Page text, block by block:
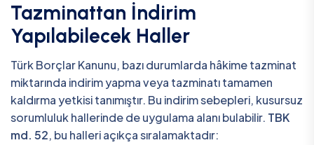
Tazminattan İndirim
Yapılabilecek Haller
Türk Borçlar Kanunu, bazı durumlarda hâkime tazminat
miktarında indirim yapma veya tazminatı tamamen
kaldırma yetkisi tanımıştır. Bu indirim sebepleri, kusursuz
sorumluluk hallerinde de uygulama alanı bulabilir. TBK
md. 52, bu halleri açıkça sıralamaktadır: